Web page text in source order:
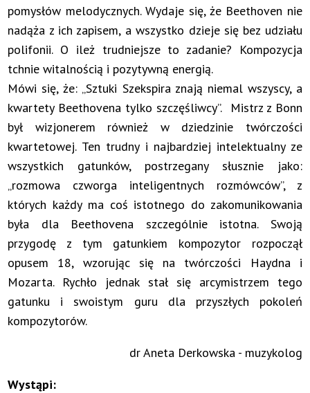
pomysłów melodycznych. Wydaje się, że Beethoven nie
nadąża z ich zapisem, a wszystko dzieje się bez udziału
polifonii. O ileż trudniejsze to zadanie? Kompozycja
tchnie witalnością i pozytywną energią.
Mówi się, że: „Sztuki Szekspira znają niemal wszyscy, a
kwartety Beethovena tylko szczęśliwcy”. Mistrz z Bonn
był wizjonerem również w dziedzinie twórczości
kwartetowej. Ten trudny i najbardziej intelektualny ze
wszystkich gatunków, postrzegany słusznie jako:
„rozmowa czworga inteligentnych rozmówców”, z
których każdy ma coś istotnego do zakomunikowania
była dla Beethovena szczególnie istotna. Swoją
przygodę z tym gatunkiem kompozytor rozpoczął
opusem 18, wzorując się na twórczości Haydna i
Mozarta. Rychło jednak stał się arcymistrzem tego
gatunku i swoistym guru dla przyszłych pokoleń
kompozytorów.
dr Aneta Derkowska - muzykolog
Wystąpi: